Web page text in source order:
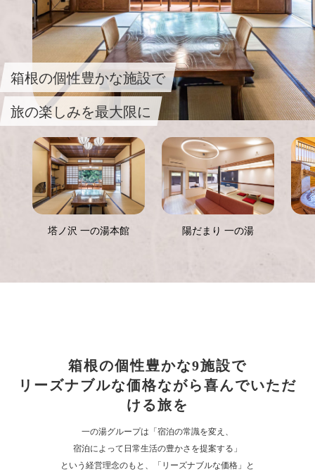
箱根の個性豊かな施設で
旅の楽しみを最大限に
塔ノ沢 一の湯本館 陽だまり 一の湯
箱根の個性豊かな9施設で
リーズナブルな価格ながら喜んでいただ
ける旅を
一の湯グループは「宿泊の常識を変え、
宿泊によって日常生活の豊かさを提案する」
という経営理念のもと、「リーズナブルな価格」と